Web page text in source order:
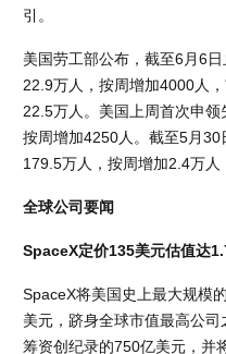
引。
美国劳工部公布，截至6月6
22.9万人，按周增加4000人
22.5万人。美国上周首次申领
按周增加4250人。截至5月
179.5万人，按周增加2.4万人
全球公司要闻
SpaceX定价135美元估值达
SpaceX将美国史上最大规模
美元，跻身全球市值最高公
筹资创纪录的750亿美元，并